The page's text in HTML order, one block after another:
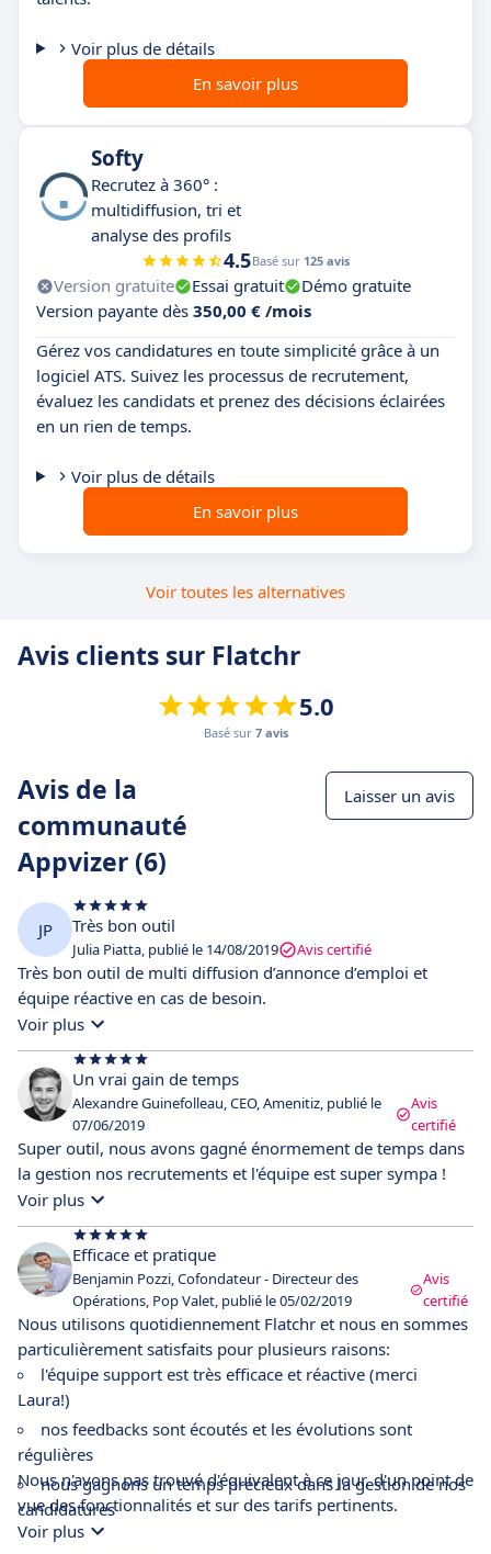
Voir plus de détails
En savoir plus
Softy
Recrutez à 360° :
multidiffusion, tri et
analyse des profils
4.5Basé sur 125 avis
Version gratuite Essai gratuit
Démo gratuite
Version payante dès 350,00 € /mois
Gérez vos candidatures en toute simplicité grâce à un
logiciel ATS. Suivez les processus de recrutement,
évaluez les candidats et prenez des décisions éclairées
en un rien de temps.
Voir plus de détails
En savoir plus
Voir toutes les alternatives
Avis clients sur Flatchr
5.0
Basé sur 7 avis
Avis de la
communauté
Appvizer (6)
Laisser un avis
JP Très bon outil
Julia Piatta, publié le 14/08/2019 Avis certifié
Très bon outil de multi diffusion d’annonce d’emploi et
équipe réactive en cas de besoin.
Voir plus
Un vrai gain de temps
Alexandre Guinefolleau, CEO, Amenitiz, publié le
07/06/2019
Avis
certifié
Super outil, nous avons gagné énormement de temps dans
la gestion nos recrutements et l'équipe est super sympa !
Voir plus
Efficace et pratique
Benjamin Pozzi, Cofondateur - Directeur des
Opérations, Pop Valet, publié le 05/02/2019
Avis
certifié
Nous utilisons quotidiennement Flatchr et nous en sommes
particulièrement satisfaits pour plusieurs raisons:
l'équipe support est très efficace et réactive (merci
Laura!)
nos feedbacks sont écoutés et les évolutions sont
régulières
nous gagnons un temps précieux dans la gestion de nos
candidatures
Nous n'avons pas trouvé d'équivalent à ce jour, d'un point de
vue des fonctionnalités et sur des tarifs pertinents.
Voir plus